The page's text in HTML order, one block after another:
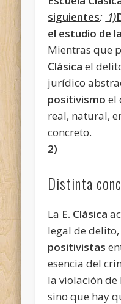
siguientes: 1)
el estudio de
Mientras que
Clásica el
jurídico
positivismo el
real, natural,
concreto.
2)
Distinta
La E. Clásica
legal de
positivistas
esencia del
la violación
sino que hay